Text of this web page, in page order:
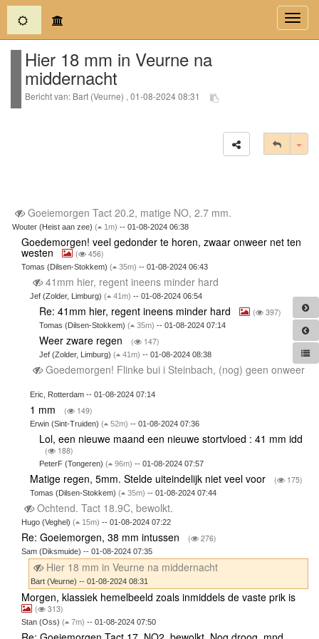
(current)
Hier 18 mm in Veurne na
middernacht
Bericht van: Bart (Veurne) , 01-08-2024 08:31
Goeiemorgen Tact 20.2, matige NO, 2.7 mm.
Wouter (Heist aan zee) ( 1m) -- 01-08-2024 06:38
Goedemorgen! veel gedonder te horen, zwaar onweer net ten
westen ( 456)
Tomas (Dilsen-Stokkem) ( 35m) -- 01-08-2024 06:43
41mm hier, regent ineens minder hard
Jef (Zolder, Limburg)( 41m) -- 01-08-2024 06:54
Re: 41mm hier, regent ineens minder hard ( 397)
Tomas (Dilsen-Stokkem) ( 35m) -- 01-08-2024 07:14
Weer zware regen ( 147)
Jef (Zolder, Limburg) ( 41m) -- 01-08-2024 08:38
Goedemorgen! Flinke bui i Steinbach, (nog) geen onweer
Eric, Rotterdam -- 01-08-2024 07:14
1 mm ( 149)
Erwin (Sint-Truiden)( 52m) -- 01-08-2024 07:36
Lol, een nieuwe maand een nieuwe stortvloed : 41 mm idd
( 188)
PeterF (Tongeren) ( 96m) -- 01-08-2024 07:57
Matige regen, 5mm. Stelde uiteindelijk niet veel voor ( 175)
Tomas (Dilsen-Stokkem)( 35m) -- 01-08-2024 07:44
Ochtend. Tact 18.9C, bewolkt.
Hugo (Veghel) ( 15m) -- 01-08-2024 07:22
Re: Goeiemorgen, 38 mm intussen ( 276)
Sam (Diksmuide) -- 01-08-2024 07:35
Hier 18 mm in Veurne na middernacht
Bart (Veurne) -- 01-08-2024 08:31
Morgen, klassiek hemelbeeld zoals inmiddels de vaste prik is
( 313)
Stan (Oss) ( 7m) -- 01-08-2024 07:50